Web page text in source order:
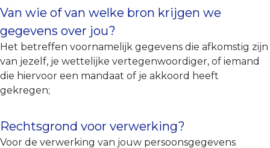
Van wie of van welke bron krijgen we
gegevens over jou?
Het betreffen voornamelijk gegevens die afkomstig zijn
van jezelf, je wettelijke vertegenwoordiger, of iemand
die hiervoor een mandaat of je akkoord heeft
gekregen;
Rechtsgrond voor verwerking?
Voor de verwerking van jouw persoonsgegevens